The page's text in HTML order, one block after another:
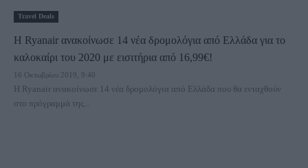
Travel Deals
Η Ryanair ανακοίνωσε 14 νέα δρομολόγια από Ελλάδα για το
καλοκαίρι του 2020 με εισιτήρια από 16,99€!
16 Οκτωβρίου 2019, 9:40
Η Ryanair ανακοίνωσε 14 νέα δρομολόγια από Ελλάδα που θα ενταχθούν
στο πρόγραμμά της...